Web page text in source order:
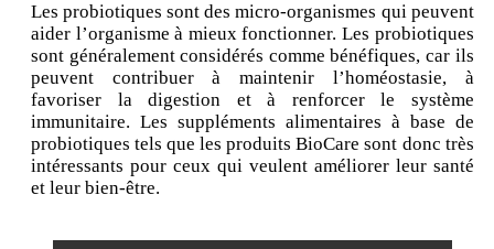
Les probiotiques sont des micro-organismes qui peuvent
aider l’organisme à mieux fonctionner. Les probiotiques
sont généralement considérés comme bénéfiques, car ils
peuvent contribuer à maintenir l’homéostasie, à
favoriser la digestion et à renforcer le système
immunitaire. Les suppléments alimentaires à base de
probiotiques tels que les produits BioCare sont donc très
intéressants pour ceux qui veulent améliorer leur santé
et leur bien-être.